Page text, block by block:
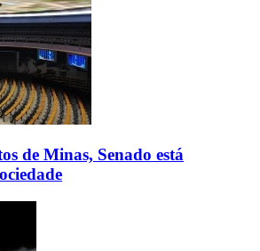
de Minas, Senado está